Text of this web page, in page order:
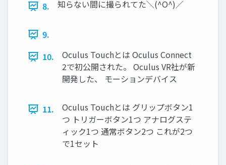
8.
知らない間に撮られてた＼(^O^)／
9.
10.
Oculus Touchとは Oculus Connect
2で初公開された。 Oculus VR社が新
開発した、 モーションデバイス
11.
Oculus Touchとは グリップボタン1
つ トリガーボタン1つ アナログステ
ィック1つ 通常ボタン2つ これが2つ
で1セット